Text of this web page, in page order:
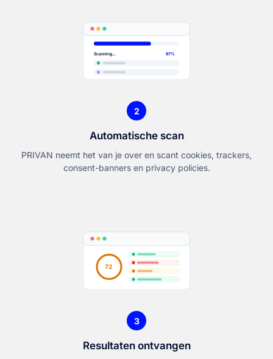
Scanning... 67%
2
Automatische scan
PRIVAN neemt het van je over en scant cookies, trackers,
consent-banners en privacy policies.
72
3
Resultaten ontvangen